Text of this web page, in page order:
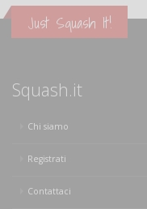
Just Squash It!
Squash.it
Chi siamo
Registrati
Contattaci